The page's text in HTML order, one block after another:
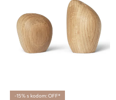
-15% s kodom: OFF*